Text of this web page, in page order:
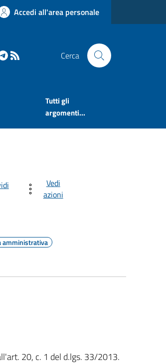
Accedi all'area personale
Cerca
Tutti gli
argomenti...
Vedi
azioni
amministrativa
20, c. 1 del d.lgs. 33/2013.